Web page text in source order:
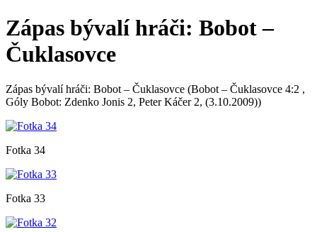
Zápas bývalí hráči: Bobot –
Čuklasovce
Zápas bývalí hráči: Bobot – Čuklasovce (Bobot – Čuklasovce 4:2 ,
Góly Bobot: Zdenko Jonis 2, Peter Káčer 2, (3.10.2009))
Fotka 34
Fotka 33